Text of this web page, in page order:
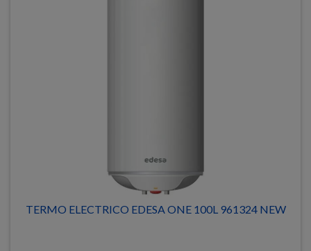
TERMO ELECTRICO EDESA ONE 100L 961324 NEW